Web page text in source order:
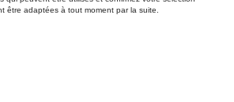
- grâce au système de barres de toit